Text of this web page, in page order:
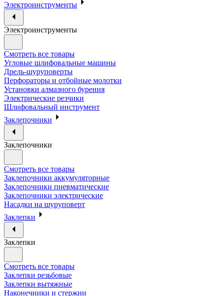
Электроинструменты
Электроинструменты
Смотреть все товары
Угловые шлифовальные машины
Дрель-шуруповерты
Перфораторы и отбойные молотки
Установки алмазного бурения
Электрические резчики
Шлифовальный инструмент
Заклепочники
Заклепочники
Смотреть все товары
Заклепочники аккумуляторные
Заклепочники пневматические
Заклепочники электрические
Насадки на шуруповерт
Заклепки
Заклепки
Смотреть все товары
Заклепки резьбовые
Заклепки вытяжные
Наконечники и стержни